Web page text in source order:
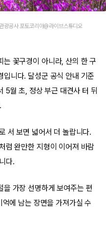
공사 포토코리아@라이브스튜디오
는 꽃구경이 아니라, 산의 한 구
니다. 달성군 공식 안내 기준
5월 초, 정상 부근 대견사 터 뒤
서 보면 넓어서 더 놀랍니다.
럼 완만한 지형이 이어져 바람
다.
을 가장 선명하게 보여주는 편
에 남는 장면을 가져가실 수